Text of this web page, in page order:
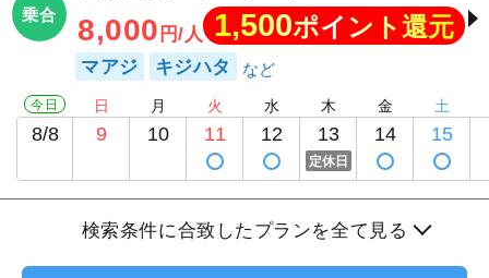
乗合 8,000 円/人 1,500ポイント還元
マアジ キジハタ
今日
8/8
日
9
月
10
火
11
水
12
木
13
定休日
金
14
土
15
検索条件に合致したプランを全て見る